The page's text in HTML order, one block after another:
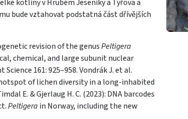
kotliny v Hrubém Jeseníky a Týřova a
bude vztahovat podstatná část dřívějších
revision of the genusPeltigera
chemical, and large subunit nuclear
161: 925–958. Vondrák J. et al.
of lichen diversity in a long-inhabited
E. & Gjerlaug H. C. (2023): DNA barcodes
Peltigera in Norway, including the new